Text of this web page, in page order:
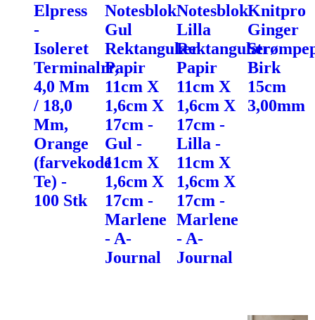
Elpress
-
Isoleret
Terminalrr,
4,0 Mm
/ 18,0
Mm,
Orange
(farvekode
Te) -
100 Stk
Notesblok
Gul
Rektangulær
Papir
11cm X
1,6cm X
17cm -
Gul -
11cm X
1,6cm X
17cm -
Marlene
- A-
Journal
Notesblok
Lilla
Rektangulær
Papir
11cm X
1,6cm X
17cm -
Lilla -
11cm X
1,6cm X
17cm -
Marlene
- A-
Journal
Knitpro
Ginger
Birk
15cm
3,00mm